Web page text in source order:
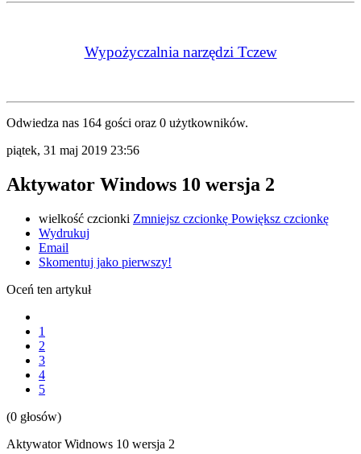
Wypożyczalnia narzędzi Tczew
Odwiedza nas 164 gości oraz 0 użytkowników.
piątek, 31 maj 2019 23:56
Aktywator Windows 10 wersja 2
wielkość czcionki Zmniejsz czcionkę Powiększ czcionkę
Wydrukuj
Email
Skomentuj jako pierwszy!
Oceń ten artykuł
1
2
3
4
5
(0 głosów)
Aktywator Widnows 10 wersja 2